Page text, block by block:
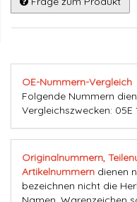
OE-Nummern-Vergleich
Folgende Nummern
Vergleichszwecken: 05E
Originalnummern,
Artikelnummern dienen
bezeichnen nicht die